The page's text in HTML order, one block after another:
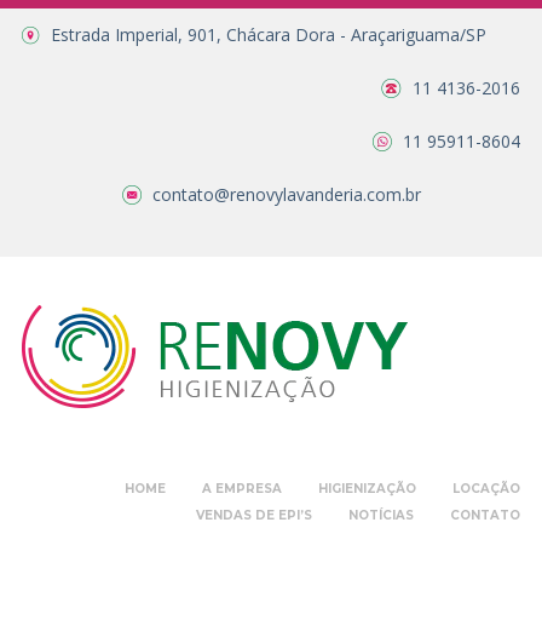
Estrada Imperial, 901, Chácara Dora - Araçariguama/SP
11 4136-2016
11 95911-8604
contato@renovylavanderia.com.br
HOME A EMPRESA HIGIENIZAÇÃO
LOCAÇÃO
VENDAS DE EPI’S
NOTÍCIAS CONTATO